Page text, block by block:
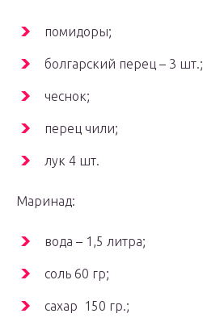
помидоры;
болгарский перец – 3 шт.;
чеснок;
перец чили;
лук 4 шт.
Маринад:
вода – 1,5 литра;
соль 60 гр;
сахар 150 гр.;